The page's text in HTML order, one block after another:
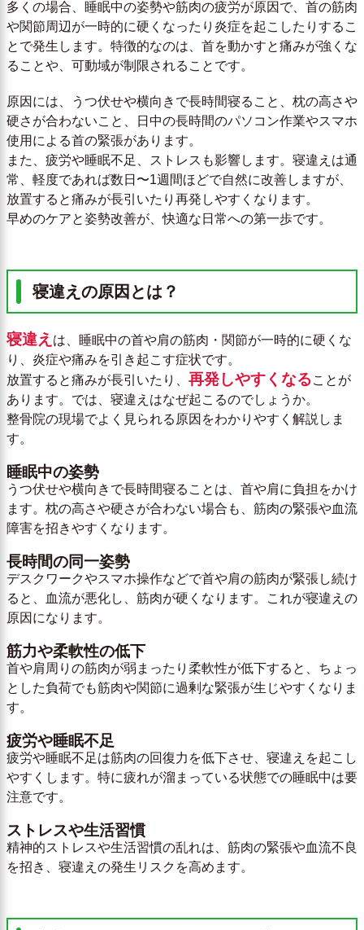
多くの場合、睡眠中の姿勢や筋肉の疲労が原因で、首の筋肉
や関節周辺が一時的に硬くなったり炎症を起こしたりするこ
とで発生します。特徴的なのは、首を動かすと痛みが強くな
ることや、可動域が制限されることです。
原因には、うつ伏せや横向きで長時間寝ること、枕の高さや
硬さが合わないこと、日中の長時間のパソコン作業やスマホ
使用による首の緊張があります。
また、疲労や睡眠不足、ストレスも影響します。寝違えは通
常、軽度であれば数日〜1週間ほどで自然に改善しますが、
放置すると痛みが長引いたり再発しやすくなります。
早めのケアと姿勢改善が、快適な日常への第一歩です。
寝違えの原因とは？
寝違え は、睡眠中の首や肩の筋肉・関節が一時的に硬くな
り、炎症や痛みを引き起こす症状です。
放置すると痛みが長引いたり、 再発しやすくなることが
あります。では、寝違えはなぜ起こるのでしょうか。
整骨院の現場でよく見られる原因をわかりやすく解説しま
す。
睡眠中の姿勢
うつ伏せや横向きで長時間寝ることは、首や肩に負担をかけ
ます。枕の高さや硬さが合わない場合も、筋肉の緊張や血流
障害を招きやすくなります。
長時間の同一姿勢
デスクワークやスマホ操作などで首や肩の筋肉が緊張し続け
ると、血流が悪化し、筋肉が硬くなります。これが寝違えの
原因になります。
筋力や柔軟性の低下
首や肩周りの筋肉が弱まったり柔軟性が低下すると、ちょっ
とした負荷でも筋肉や関節に過剰な緊張が生じやすくなりま
す。
疲労や睡眠不足
疲労や睡眠不足は筋肉の回復力を低下させ、寝違えを起こし
やすくします。特に疲れが溜まっている状態での睡眠中は要
注意です。
ストレスや生活習慣
精神的ストレスや生活習慣の乱れは、筋肉の緊張や血流不良
を招き、寝違えの発生リスクを高めます。